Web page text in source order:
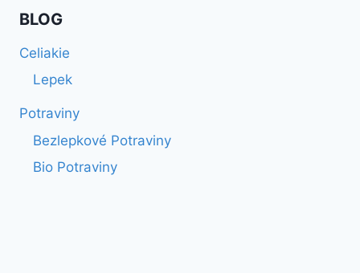
BLOG
Celiakie
Lepek
Potraviny
Bezlepkové Potraviny
Bio Potraviny